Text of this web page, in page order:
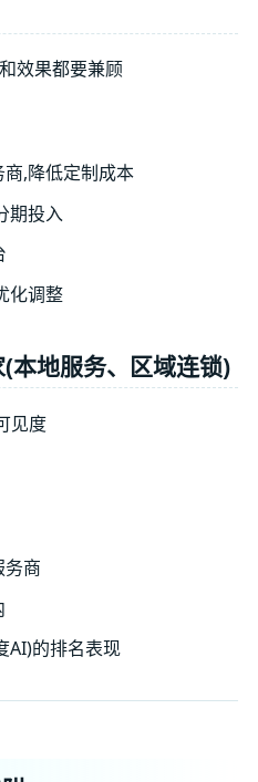
效果都要兼顾
,降低定制成本
期投入
化调整
本地服务、区域连锁)
见度
商
AI)的排名表现